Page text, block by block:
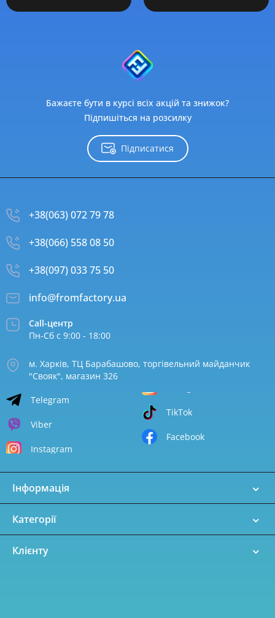
Бажаєте бути в курсі всіх акцій та знижок?
Підпишіться на розсилку
Підписатися
+38(063) 072 79 78
+38(066) 558 08 50
+38(097) 033 75 50
info@fromfactory.ua
Call-центр
Пн-Сб с 9:00 - 18:00
м. Харків, ТЦ Барабашово, торгівельний майданчик
"Свояк", магазин 326
Telegram
Viber
Instagram
TikTok
Facebook
Інформація
Категорії
Клієнту